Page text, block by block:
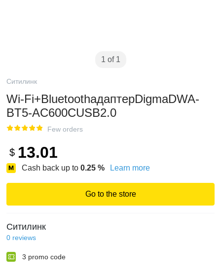
1 of 1
Ситилинк
Wi-Fi+BluetoothадаптерDigmaDWA-
BT5-AC600CUSB2.0
Few orders
$ 13.01
Cash back up to 0.25 % Learn more
Go to the store
Ситилинк
0 reviews
3 promo code